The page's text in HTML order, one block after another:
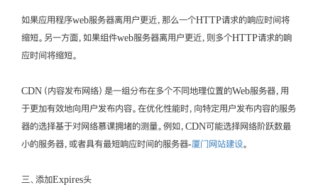
如果应用程序web服务器离用户更近，那么一个HTTP请求的响应时间将
缩短。另一方面，如果组件web服务器离用户更近，则多个HTTP请求的响
应时间将缩短。
CDN（内容发布网络）是一组分布在多个不同地理位置的Web服务器，用
于更加有效地向用户发布内容。在优化性能时，向特定用户发布内容的服务
器的选择基于对网络慕课拥堵的测量。例如，CDN可能选择网络阶跃数最
小的服务器，或者具有最短响应时间的服务器-厦门网站建设。
三、添加Expires头